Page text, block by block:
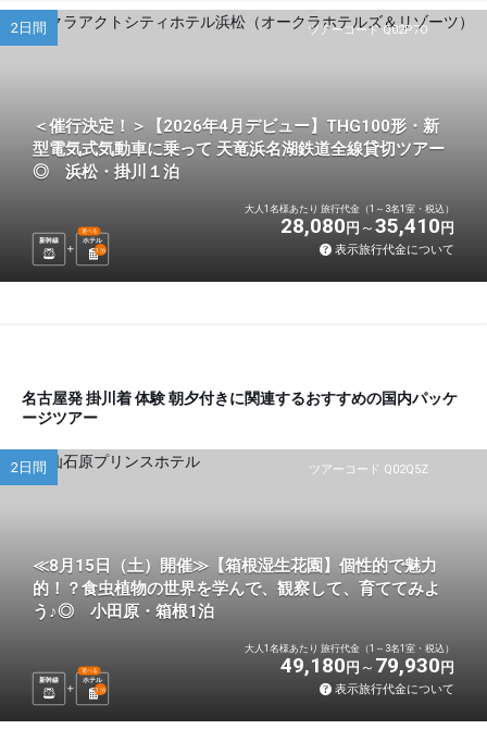
ツアーコード Q02P7O
2日間
＜催行決定！＞【2026年4月デビュー】THG100形・新
型電気式気動車に乗って 天竜浜名湖鉄道全線貸切ツアー
◎ 浜松・掛川１泊
新幹線 ホテル
選べる
1 泊
大人1名様あたり 旅行代金（1～3名1室・税込）
28,080 円 35,410 円
表示旅行代金について
名古屋発 掛川着 体験 朝夕付きに関連するおすすめの国内パッケ
ージツアー
ツアーコード Q02Q5Z
2日間
≪8月15日（土）開催≫【箱根湿生花園】個性的で魅力
的！？食虫植物の世界を学んで、観察して、育ててみよ
う♪◎ 小田原・箱根1泊
新幹線 ホテル
選べる
1 泊
大人1名様あたり 旅行代金（1～3名1室・税込）
49,180 円 79,930 円
表示旅行代金について